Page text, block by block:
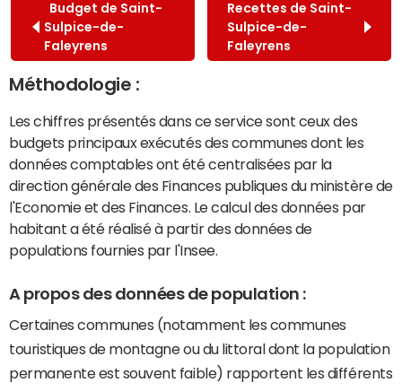
Budget de Saint-
Sulpice-de-
Faleyrens
Recettes de Saint-
Sulpice-de-
Faleyrens
Méthodologie :
Les chiffres présentés dans ce service sont ceux des
budgets principaux exécutés des communes dont les
données comptables ont été centralisées par la
direction générale des Finances publiques du ministère de
l'Economie et des Finances. Le calcul des données par
habitant a été réalisé à partir des données de
populations fournies par l'Insee.
A propos des données de population :
Certaines communes (notamment les communes
touristiques de montagne ou du littoral dont la population
permanente est souvent faible) rapportent les différents